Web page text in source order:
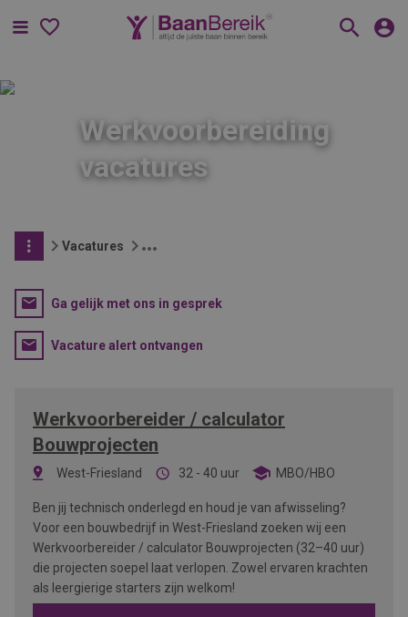
Menu
Werkvoorbereiding
vacatures
Vacatures
Ga gelijk met ons in gesprek
Vacature alert ontvangen
Werkvoorbereider / calculator
Bouwprojecten
West-Friesland 32 - 40 uur MBO/HBO
Ben jij technisch onderlegd en houd je van afwisseling?
Voor een bouwbedrijf in West-Friesland zoeken wij een
Werkvoorbereider / calculator Bouwprojecten (32–40 uur)
die projecten soepel laat verlopen. Zowel ervaren krachten
als leergierige starters zijn welkom!